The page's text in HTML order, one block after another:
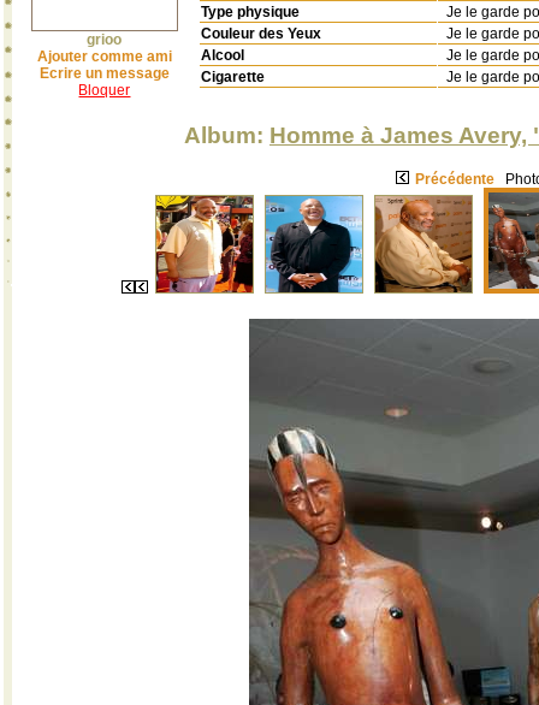
grioo
Ajouter comme ami
Ecrire un message
Bloquer
Type physique
Je le garde
Couleur des Yeux
Je le garde
Alcool
Je le garde
Cigarette
Je le garde
Album: Homme à James
Précédente